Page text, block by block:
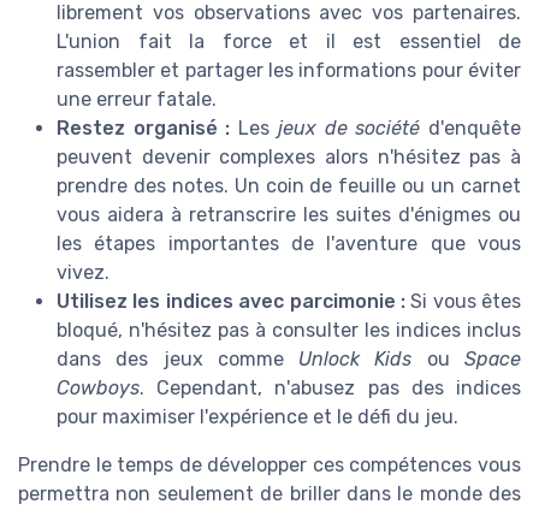
librement vos observations avec vos partenaires.
L'union fait la force et il est essentiel de
rassembler et partager les informations pour éviter
une erreur fatale.
Restez organisé : Les jeux de société d'enquête
peuvent devenir complexes alors n'hésitez pas à
prendre des notes. Un coin de feuille ou un carnet
vous aidera à retranscrire les suites d'énigmes ou
les étapes importantes de l'aventure que vous
vivez.
Utilisez les indices avec parcimonie :Si vous êtes
bloqué, n'hésitez pas à consulter les indices inclus
dans des jeux comme Unlock Kids ouSpace
Cowboys. Cependant, n'abusez pas des indices
pour maximiser l'expérience et le défi du jeu.
Prendre le temps de développer ces compétences vous
permettra non seulement de briller dans le monde des